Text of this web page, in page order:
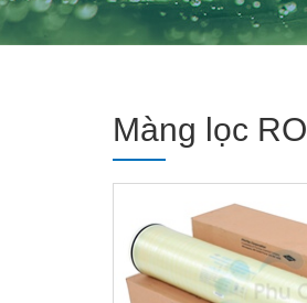
Màng lọc RO